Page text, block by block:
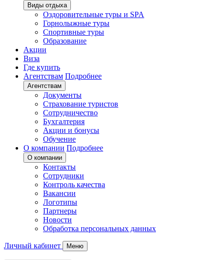
Виды отдыха
Оздоровительные туры и SPA
Горнолыжные туры
Спортивные туры
Образование
Акции
Виза
Где купить
Агентствам Подробнее
Агентствам
Документы
Страхование туристов
Сотрудничество
Бухгалтерия
Акции и бонусы
Обучение
О компании Подробнее
О компании
Контакты
Сотрудники
Контроль качества
Вакансии
Логотипы
Партнеры
Новости
Обработка персональных данных
Личный кабинет Меню